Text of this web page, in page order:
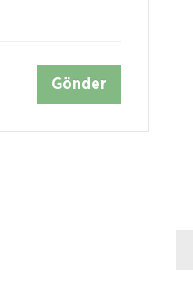
Gönder